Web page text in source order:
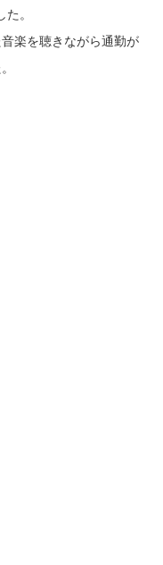
。
楽を聴きながら通勤が